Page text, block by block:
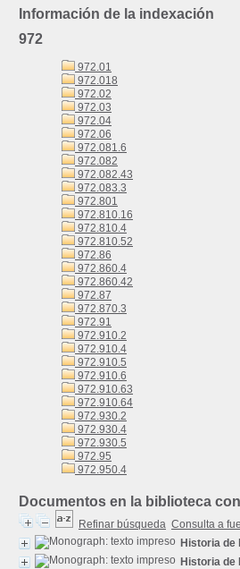
Información de la indexación
972
972.01
972.018
972.02
972.03
972.04
972.06
972.081.6
972.082
972.082.43
972.083.3
972.801
972.810.16
972.810.4
972.810.52
972.86
972.860.4
972.860.42
972.87
972.870.3
972.91
972.910.2
972.910.4
972.910.5
972.910.6
972.910.63
972.910.64
972.930.2
972.930.4
972.930.5
972.95
972.950.4
Documentos en la biblioteca
Refinar búsqueda Consulta a
Historia de
Historia de